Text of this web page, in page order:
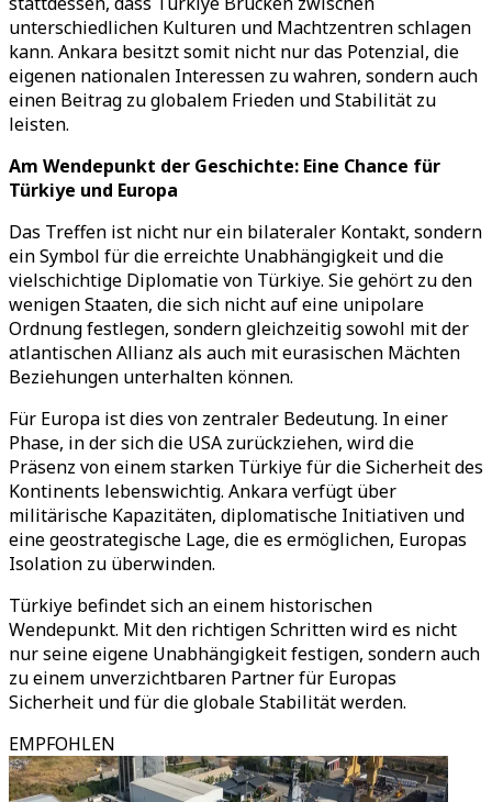
unterschiedlichen Kulturen und Machtzentren schlagen
kann. Ankara besitzt somit nicht nur das Potenzial, die
eigenen nationalen Interessen zu wahren, sondern auch
einen Beitrag zu globalem Frieden und Stabilität zu
leisten.
Am Wendepunkt der Geschichte: Eine Chance für
Türkiye und Europa
Das Treffen ist nicht nur ein bilateraler Kontakt, sondern
ein Symbol für die erreichte Unabhängigkeit und die
vielschichtige Diplomatie von Türkiye. Sie gehört zu den
wenigen Staaten, die sich nicht auf eine unipolare
Ordnung festlegen, sondern gleichzeitig sowohl mit der
atlantischen Allianz als auch mit eurasischen Mächten
Beziehungen unterhalten können.
Für Europa ist dies von zentraler Bedeutung. In einer
Phase, in der sich die USA zurückziehen, wird die
Präsenz von einem starken Türkiye für die Sicherheit des
Kontinents lebenswichtig. Ankara verfügt über
militärische Kapazitäten, diplomatische Initiativen und
eine geostrategische Lage, die es ermöglichen, Europas
Isolation zu überwinden.
Türkiye befindet sich an einem historischen
Wendepunkt. Mit den richtigen Schritten wird es nicht
nur seine eigene Unabhängigkeit festigen, sondern auch
zu einem unverzichtbaren Partner für Europas
Sicherheit und für die globale Stabilität werden.
EMPFOHLEN